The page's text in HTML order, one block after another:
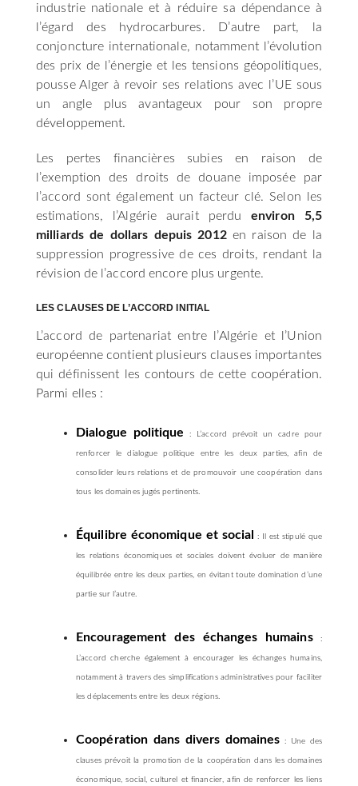
industrie nationale et à réduire sa dépendance à
l’égard des hydrocarbures. D’autre part, la
conjoncture internationale, notamment l’évolution
des prix de l’énergie et les tensions géopolitiques,
pousse Alger à revoir ses relations avec l’UE sous
un angle plus avantageux pour son propre
développement.
Les pertes financières subies en raison de
l’exemption des droits de douane imposée par
l’accord sont également un facteur clé. Selon les
estimations, l’Algérie aurait perduenviron 5,5
milliards de dollars depuis 2012en raison de la
suppression progressive de ces droits, rendant la
révision de l’accord encore plus urgente.
LES CLAUSES DE L’ACCORD INITIAL
L’accord de partenariat entre l’Algérie et l’Union
européenne contient plusieurs clauses importantes
qui définissent les contours de cette coopération.
Parmi elles :
Dialogue politique : L’accord prévoit un cadre pour
renforcer le dialogue politique entre les deux parties, afin de
consolider leurs relations et de promouvoir une coopération dans
tous les domaines jugés pertinents.
Équilibre économique et social : Il est stipulé que
les relations économiques et sociales doivent évoluer de manière
équilibrée entre les deux parties, en évitant toute domination d’une
partie sur l’autre.
Encouragement des échanges humains:
L’accord cherche également à encourager les échanges humains,
notamment à travers des simplifications administratives pour faciliter
les déplacements entre les deux régions.
Coopération dans divers domaines : Une des
clauses prévoit la promotion de la coopération dans les domaines
économique, social, culturel et financier, afin de renforcer les liens